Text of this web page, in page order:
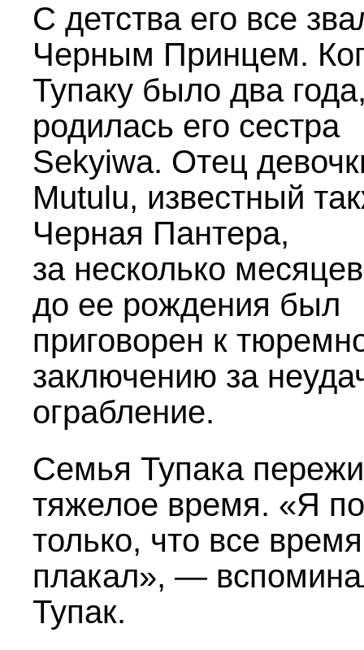
С детства его все
Черным Принцем.
Тупаку было два
родилась его сестра
Sekyiwa. Отец
Mutulu, известный
Черная Пантера,
за несколько месяцев
до ее рождения был
приговорен к
заключению за
ограбление.
Семья Тупака
тяжелое время. «Я
только, что все время
плакал», —
Тупак.